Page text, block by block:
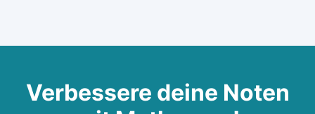
Verbessere deine Noten